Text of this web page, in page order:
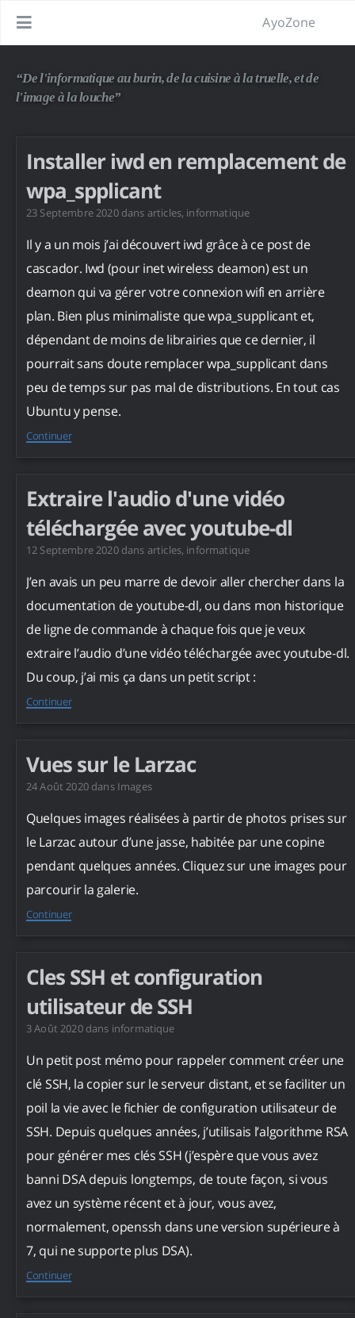
AyoZone
“De l'informatique au burin, de la cuisine à la truelle, et de
l'image à la louche”
Installer iwd en remplacement de
wpa_spplicant
23 Septembre 2020 dans articles, informatique
Il y a un mois j’ai découvert iwd grâce à ce post de
cascador. Iwd (pour inet wireless deamon) est un
deamon qui va gérer votre connexion wifi en arrière
plan. Bien plus minimaliste que wpa_supplicant et,
dépendant de moins de librairies que ce dernier, il
pourrait sans doute remplacer wpa_supplicant dans
peu de temps sur pas mal de distributions. En tout cas
Ubuntu y pense.
Continuer
Extraire l'audio d'une vidéo
téléchargée avec youtube-dl
12 Septembre 2020 dans articles, informatique
J’en avais un peu marre de devoir aller chercher dans la
documentation de youtube-dl, ou dans mon historique
de ligne de commande à chaque fois que je veux
extraire l’audio d’une vidéo téléchargée avec youtube-dl.
Du coup, j’ai mis ça dans un petit script :
Continuer
Vues sur le Larzac
24 Août 2020 dans Images
Quelques images réalisées à partir de photos prises sur
le Larzac autour d’une jasse, habitée par une copine
pendant quelques années. Cliquez sur une images pour
parcourir la galerie.
Continuer
Cles SSH et configuration
utilisateur de SSH
3 Août 2020 dans informatique
Un petit post mémo pour rappeler comment créer une
clé SSH, la copier sur le serveur distant, et se faciliter un
poil la vie avec le fichier de configuration utilisateur de
SSH. Depuis quelques années, j’utilisais l’algorithme RSA
pour générer mes clés SSH (j’espère que vous avez
banni DSA depuis longtemps, de toute façon, si vous
avez un système récent et à jour, vous avez,
normalement, openssh dans une version supérieure à
7, qui ne supporte plus DSA).
Continuer